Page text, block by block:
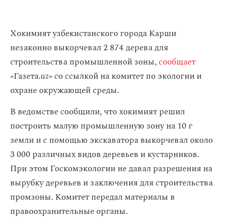
Хокимият узбекистанского города Карши
незаконно выкорчевал 2 874 дерева для
строительства промышленной зоны,сообщает
«Газета.uz» со ссылкой на комитет по экологии и
охране окружающей среды.
В ведомстве сообщили, что хокимият решил
построить малую промышленную зону на 10 г
земли и с помощью экскаватора выкорчевал около
3 000 различных видов деревьев и кустарников.
При этом Госкомэкологии не давал разрешения на
вырубку деревьев и заключения для строительства
промзоны. Комитет передал материалы в
правоохранительные органы.